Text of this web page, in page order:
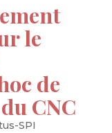
le
de
CNC
SPI